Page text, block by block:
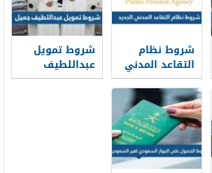
شروط نظام
التقاعد المدني
الجديد 1448
شروط تمويل
عبداللطيف
جميل 1448